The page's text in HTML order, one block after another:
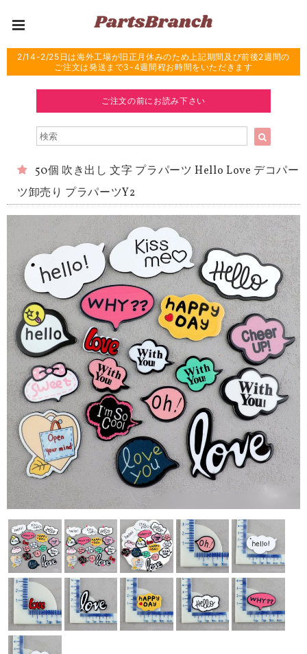
2/14-2/25日は海外工場が旧正月休みのため上記期間及び前後2週間の
ご注文は発送まで3-4週間程お時間をいただきます
ご注文の前にお読み下さい
50個 吹き出し 文字 プラパーツ Hello Love デコパー
ツ卸売り プラパーツY2